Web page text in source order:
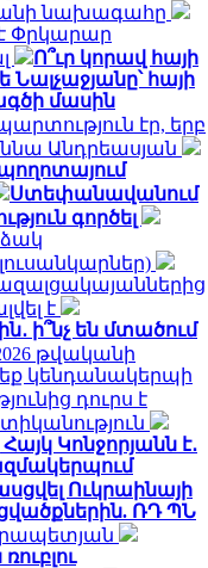
նախագահը
Փրկարար
Ո՞ւր կորավ հայի
հայի
մասին
էր, երբ
Անդրեասյան
Ստեփանավանում
գործել
է
ի՞նչ են մտածում
թվականի
կենդանակերպի
դուրս է
Կոնջորյանն է․
Ուկրաինայի
ՌԴ ՊՆ